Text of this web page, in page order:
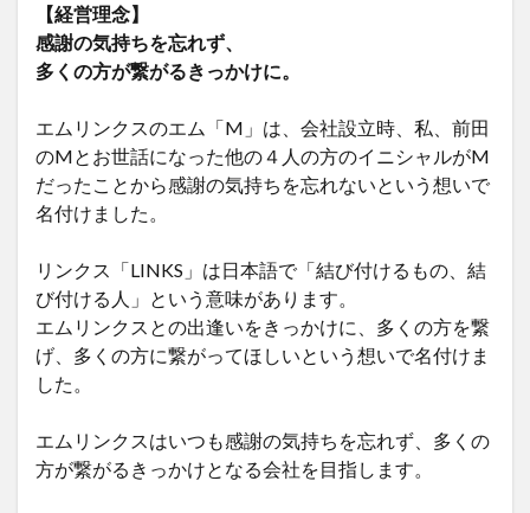
【経営理念】
感謝の気持ちを忘れず、
多くの方が繋がるきっかけに。
エムリンクスのエム「M」は、会社設立時、私、前田
のMとお世話になった他の４人の方のイニシャルがM
だったことから感謝の気持ちを忘れないという想いで
名付けました。
リンクス「LINKS」は日本語で「結び付けるもの、結
び付ける人」という意味があります。
エムリンクスとの出逢いをきっかけに、多くの方を繋
げ、多くの方に繋がってほしいという想いで名付けま
した。
エムリンクスはいつも感謝の気持ちを忘れず、多くの
方が繋がるきっかけとなる会社を目指します。